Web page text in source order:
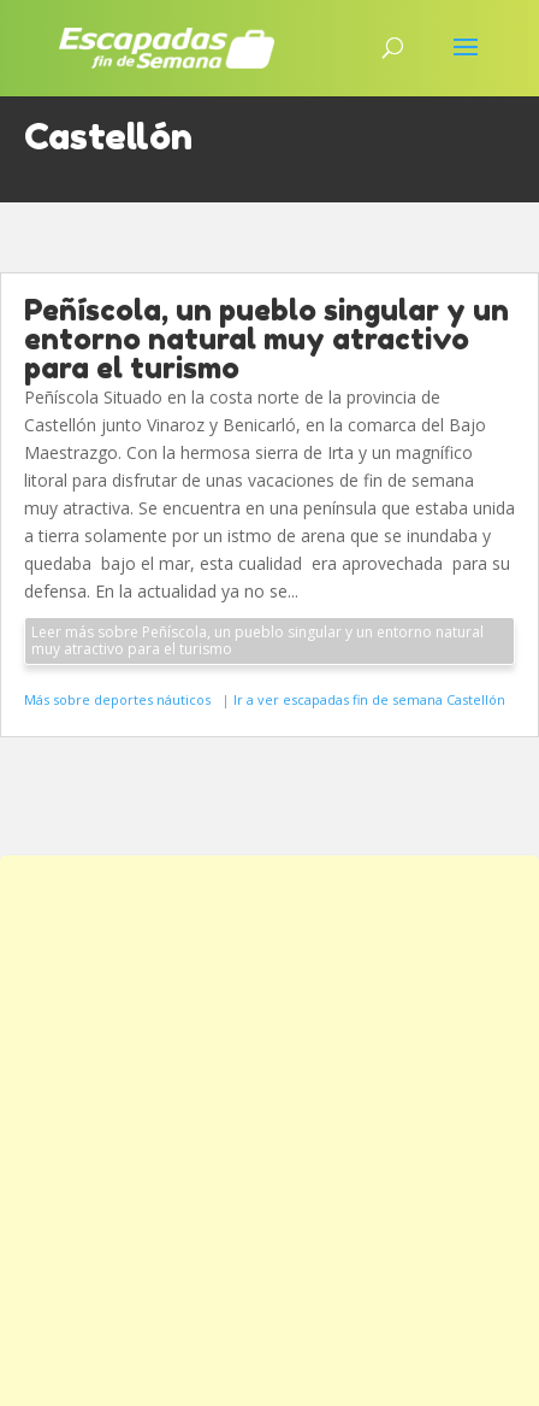
Castellón
Peñíscola, un pueblo singular y un
entorno natural muy atractivo
para el turismo
Peñíscola Situado en la costa norte de la provincia de
Castellón junto Vinaroz y Benicarló, en la comarca del Bajo
Maestrazgo. Con la hermosa sierra de Irta y un magnífico
litoral para disfrutar de unas vacaciones de fin de semana
muy atractiva. Se encuentra en una península que estaba unida
a tierra solamente por un istmo de arena que se inundaba y
quedaba bajo el mar, esta cualidad era aprovechada para su
defensa. En la actualidad ya no se...
Leer más sobre Peñíscola, un pueblo singular y un entorno natural
muy atractivo para el turismo
Más sobre deportes náuticos | Ir a ver escapadas fin de semana Castellón